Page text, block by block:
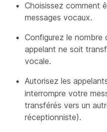
Choisissez comment
messages vocaux.
Configurez le nombre
appelant ne soit
vocale.
Autorisez les
interrompre votre
transférés vers un
réceptionniste).